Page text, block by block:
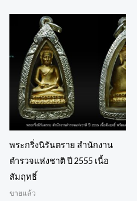
พระกริ่งนิรันตราย สำนักงาน
ตำรวจแห่งชาติ ปี 2555 เนื้อ
สัมฤทธิ์
ขายแล้ว